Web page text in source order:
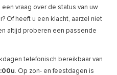
vraag over de status van uw
Of heeft u een klacht, aarzel niet
altijd proberen een passende
telefonisch bereikbaar van
. Op zon- en feestdagen is